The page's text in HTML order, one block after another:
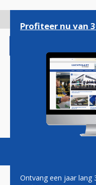
gaan
Magazine
Profiteer nu van
Ontvang een jaar lang